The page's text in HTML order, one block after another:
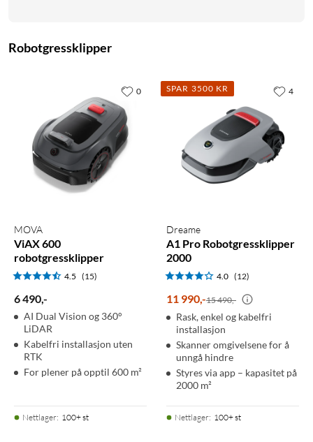
Robotgressklipper
MOVA
ViAX 600
robotgressklipper
4.5 (15)
6 490,-
AI Dual Vision og 360°
LiDAR
Kabelfri installasjon uten
RTK
For plener på opptil 600 m²
Nettlager: 100+ st
0 SPAR 3500 KR
Dreame
A1 Pro Robotgressklipper
2000
4.0 (12)
11 990,-15 490,-
Rask, enkel og kabelfri
installasjon
Skanner omgivelsene for å
unngå hindre
Styres via app – kapasitet på
2000 m²
Nettlager: 100+ st
4